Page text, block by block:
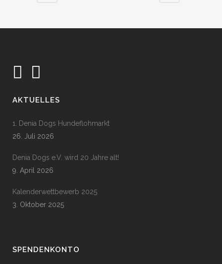
AKTUELLES
1. Denia Dogs Hundeflohmarkt
26. Juli 2026
Denia Dogs e.V. wird 20 Jahre alt!
9. April 2026
Kalenderwettbewerb 2025
3. Oktober 2025
SPENDENKONTO